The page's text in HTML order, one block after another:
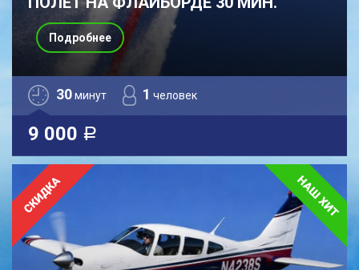
30минут 1 человек
9 000 a
Подробнее